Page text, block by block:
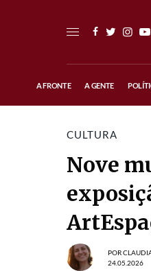
A FRONTE A GENTE
CULTURA
Nove
POR
24.05.2026